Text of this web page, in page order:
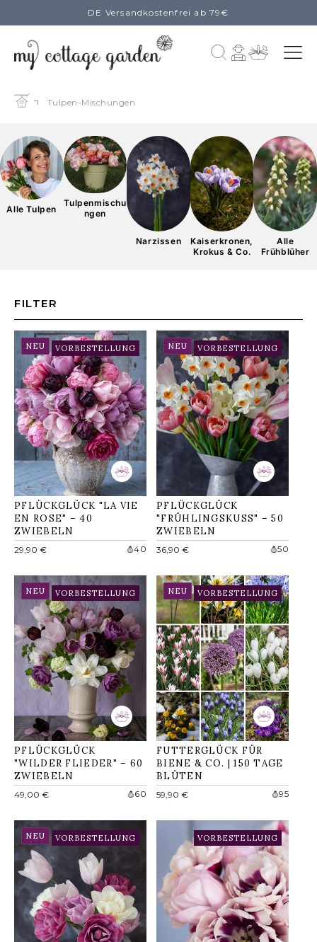
Inhalt
DE Versandkostenfrei ab 79€
Einloggen
Warenkorb
Tulpen-Mischungen
Alle Tulpen
Tulpenmischu
ngen
Narzissen
Kaiserkronen,
Krokus & Co.
Alle
Frühblüher
FILTER
VORBESTELLUNG
NEU
PFLÜCKGLÜCK "LA VIE
EN ROSE" – 40
ZWIEBELN
Normaler
29,90 € 40
VORBESTELLUNG
NEU
PFLÜCKGLÜCK
"FRÜHLINGSKUSS" – 50
ZWIEBELN
Normaler
36,90 € 50
VORBESTELLUNG
NEU
PFLÜCKGLÜCK
"WILDER FLIEDER" – 60
ZWIEBELN
Normaler
49,00 € 60
VORBESTELLUNG
NEU
FUTTERGLÜCK FÜR
BIENE & CO. | 150 TAGE
BLÜTEN
Normaler
59,90 € 95
VORBESTELLUNG
NEU VORBESTELLUNG